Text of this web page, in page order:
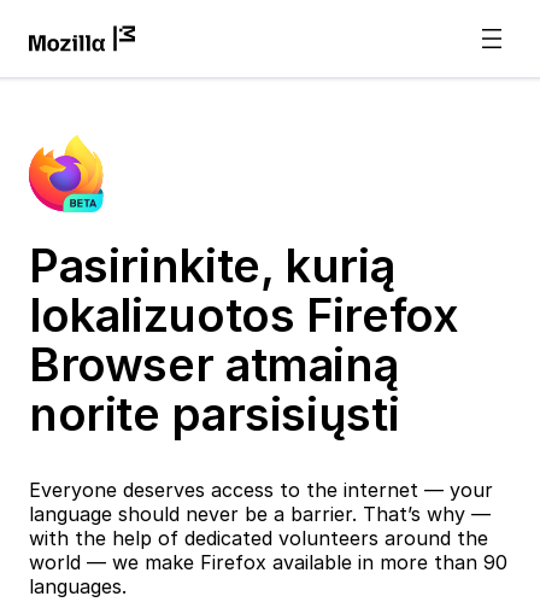
Pasirinkite, kurią
lokalizuotos Firefox
Browser atmainą
norite parsisiųsti
Everyone deserves access to the internet — your
language should never be a barrier. That’s why —
with the help of dedicated volunteers around the
world — we make Firefox available in more than 90
languages.